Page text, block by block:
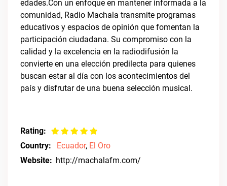
edades.Con un enfoque en mantener informada a la
comunidad, Radio Machala transmite programas
educativos y espacios de opinión que fomentan la
participación ciudadana. Su compromiso con la
calidad y la excelencia en la radiodifusión la
convierte en una elección predilecta para quienes
buscan estar al día con los acontecimientos del
país y disfrutar de una buena selección musical.
Rating:
Country:
Ecuador, El Oro
Website: http://machalafm.com/